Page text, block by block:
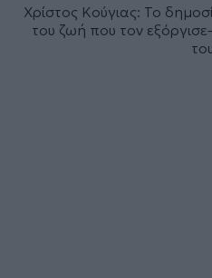
Χρίστος Κούγιας: Το
του ζωή που τον